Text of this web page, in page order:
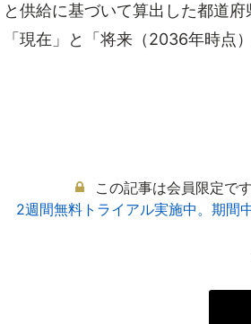
と供給に基づいて算出した都道
「現在」と「将来（2036年時点
この記事は会員限定で
2週間無料トライアル実施中。期間